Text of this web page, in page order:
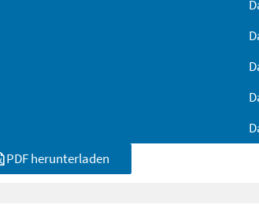
PDF herunterladen